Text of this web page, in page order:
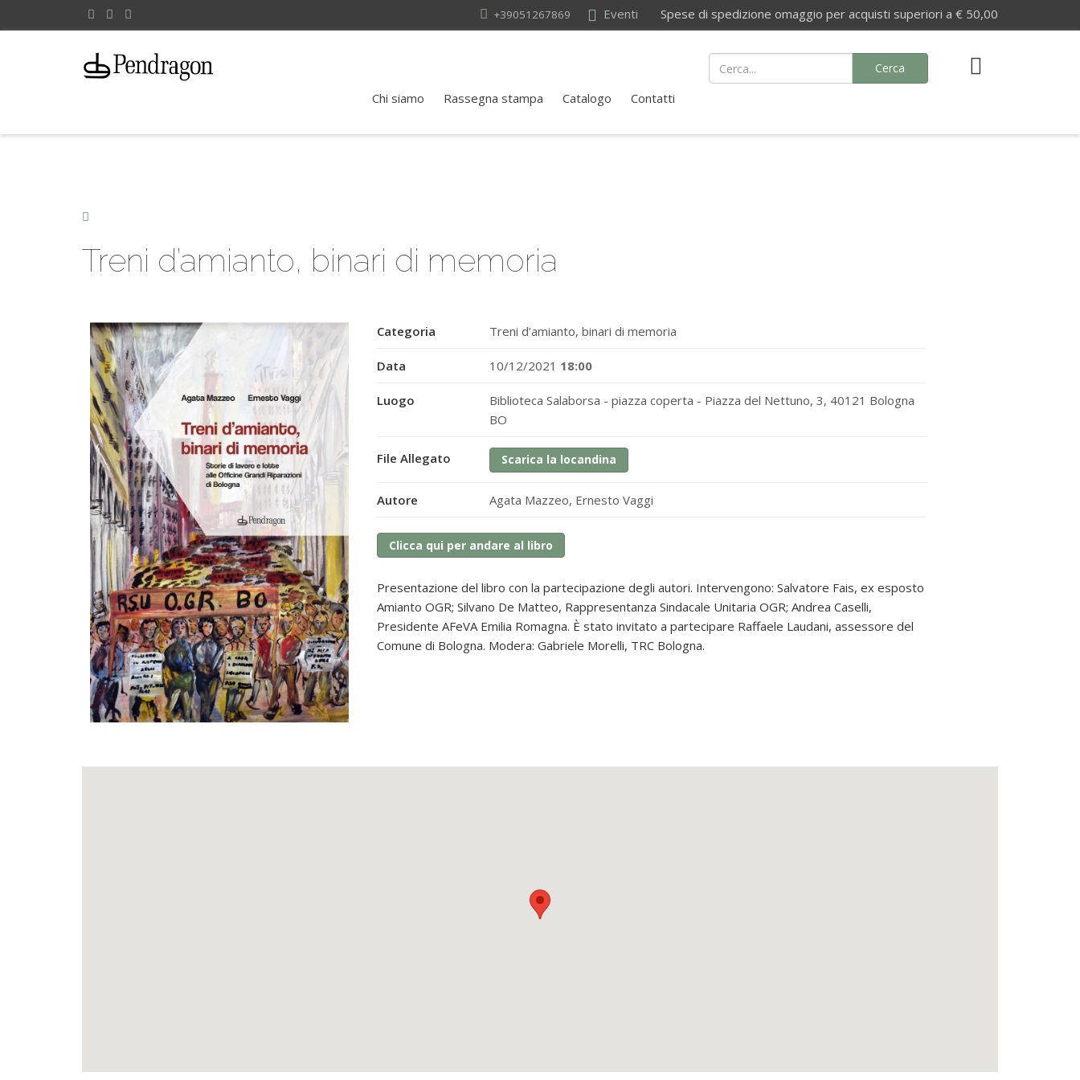
Eventi Spese di spedizione omaggio per acquisti superiori a € 50,00
+39051267869
Chi siamo Rassegna stampa Catalogo Contatti
Cerca
Treni d’amianto, binari di memoria
Categoria Treni d’amianto, binari di memoria
Data 10/12/2021 18:00
Luogo
Biblioteca Salaborsa - piazza coperta - Piazza del Nettuno, 3, 40121 Bologna
BO
File Allegato Scarica la locandina
Autore Agata Mazzeo, Ernesto Vaggi
Clicca qui per andare al libro
Presentazione del libro con la partecipazione degli autori. Intervengono: Salvatore Fais, ex esposto
Amianto OGR; Silvano De Matteo, Rappresentanza Sindacale Unitaria OGR; Andrea Caselli,
Presidente AFeVA Emilia Romagna. È stato invitato a partecipare Raffaele Laudani, assessore del
Comune di Bologna. Modera: Gabriele Morelli, TRC Bologna.